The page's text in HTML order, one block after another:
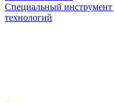
Специальный
технологий